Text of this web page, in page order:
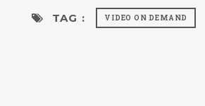
TAG : VIDEO ON DEMAND